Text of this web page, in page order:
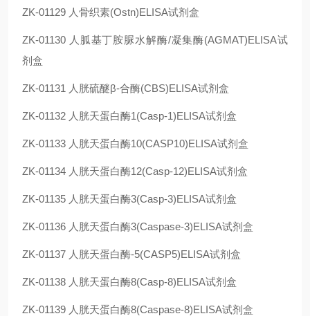
ZK-01129 人骨织素(Ostn)ELISA试剂盒
ZK-01130 人胍基丁胺脲水解酶/凝集酶(AGMAT)ELISA试
剂盒
ZK-01131 人胱硫醚β-合酶(CBS)ELISA试剂盒
ZK-01132 人胱天蛋白酶1(Casp-1)ELISA试剂盒
ZK-01133 人胱天蛋白酶10(CASP10)ELISA试剂盒
ZK-01134 人胱天蛋白酶12(Casp-12)ELISA试剂盒
ZK-01135 人胱天蛋白酶3(Casp-3)ELISA试剂盒
ZK-01136 人胱天蛋白酶3(Caspase-3)ELISA试剂盒
ZK-01137 人胱天蛋白酶-5(CASP5)ELISA试剂盒
ZK-01138 人胱天蛋白酶8(Casp-8)ELISA试剂盒
ZK-01139 人胱天蛋白酶8(Caspase-8)ELISA试剂盒